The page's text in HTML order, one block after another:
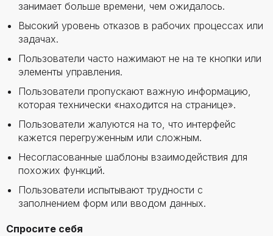
занимает больше времени, чем ожидалось.
Высокий уровень отказов в рабочих процессах или
задачах.
Пользователи часто нажимают не на те кнопки или
элементы управления.
Пользователи пропускают важную информацию,
которая технически «находится на странице».
Пользователи жалуются на то, что интерфейс
кажется перегруженным или сложным.
Несогласованные шаблоны взаимодействия для
похожих функций.
Пользователи испытывают трудности с
заполнением форм или вводом данных.
Спросите себя